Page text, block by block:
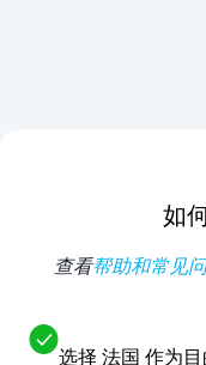
如
查看帮助和常见
选择 法国 作为